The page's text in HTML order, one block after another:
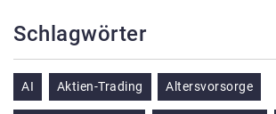
Schlagwörter
AI Aktien-Trading Altersvorsorge